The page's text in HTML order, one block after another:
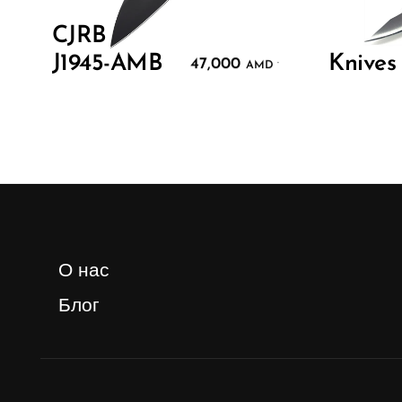
CJRB
J1945-AMB
47,000 AMD . Knives
О нас
Блог